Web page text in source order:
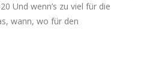
wenn’s zu viel für die
wann, wo für den